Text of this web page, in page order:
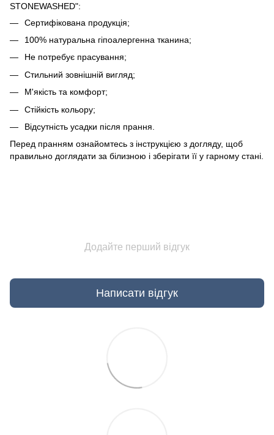
STONEWASHED":
Сертифікована продукція;
100% натуральна гіпоалергенна тканина;
Не потребує прасування;
Стильний зовнішній вигляд;
М'якість та комфорт;
Стійкість кольору;
Відсутність усадки після прання.
Перед пранням ознайомтесь з інструкцією з догляду, щоб
правильно доглядати за білизною і зберігати її у гарному стані.
Додайте перший відгук
Написати відгук